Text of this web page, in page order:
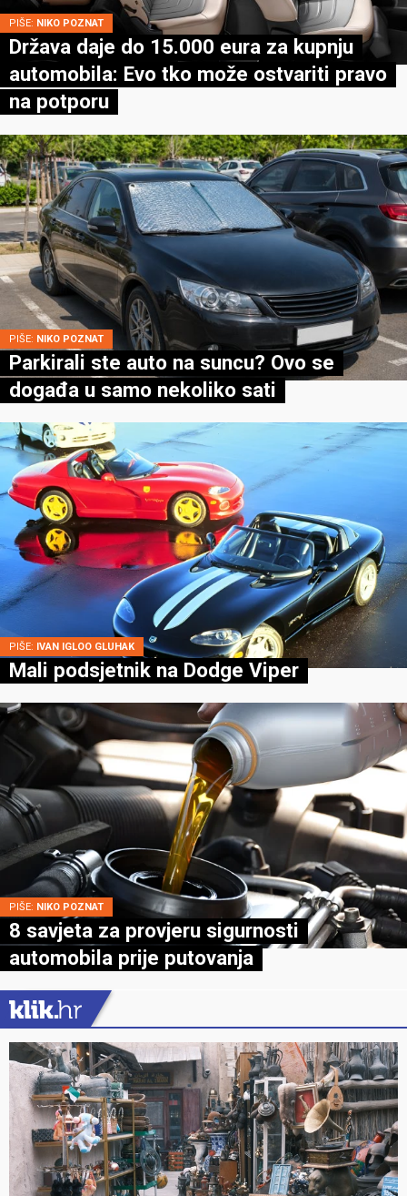
PIŠE: NIKO POZNAT
Država daje do 15.000 eura za kupnju
automobila: Evo tko može ostvariti pravo
na potporu
PIŠE: NIKO POZNAT
Parkirali ste auto na suncu? Ovo se
događa u samo nekoliko sati
PIŠE: IVAN IGLOO GLUHAK
Mali podsjetnik na Dodge Viper
PIŠE: NIKO POZNAT
8 savjeta za provjeru sigurnosti
automobila prije putovanja